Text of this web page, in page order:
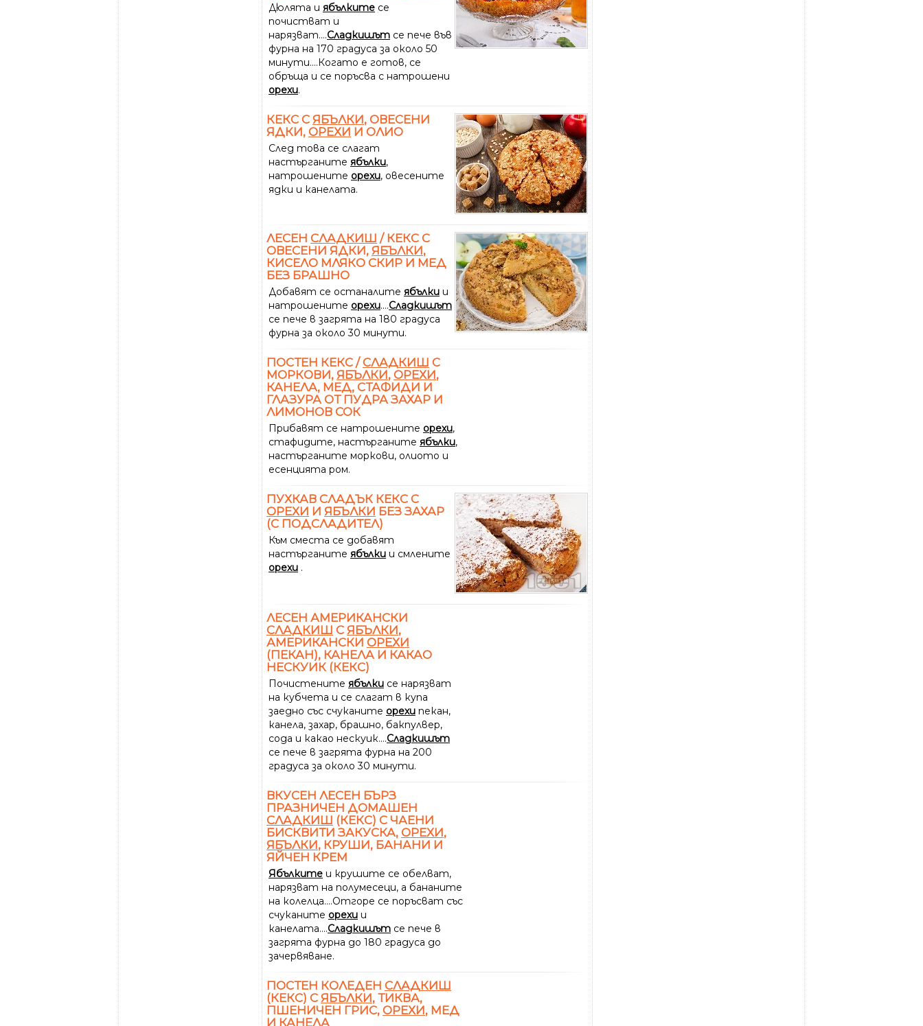
Дюлята и ябълките се
почистват и
нарязват....Сладкишът се пече във
фурна на 170 градуса за около 50
минути....Когато е готов, се
обръща и се поръсва с натрошени
орехи.
КЕКС С ЯБЪЛКИ, ОВЕСЕНИ
ЯДКИ, ОРЕХИ И ОЛИО
След това се слагат
настърганите ябълки,
натрошените орехи, овесените
ядки и канелата.
ЛЕСЕН СЛАДКИШ / КЕКС С
ОВЕСЕНИ ЯДКИ, ЯБЪЛКИ,
КИСЕЛО МЛЯКО СКИР И МЕД
БЕЗ БРАШНО
Добавят се останалите ябълки и
натрошените орехи....Сладкишът
се пече в загрята на 180 градуса
фурна за около 30 минути.
ПОСТЕН КЕКС /СЛАДКИШ С
МОРКОВИ, ЯБЪЛКИ, ОРЕХИ,
КАНЕЛА, МЕД, СТАФИДИ И
ГЛАЗУРА ОТ ПУДРА ЗАХАР И
ЛИМОНОВ СОК
Прибавят се натрошените орехи,
стафидите, настърганите ябълки,
настърганите моркови, олиото и
есенцията ром.
ПУХКАВ СЛАДЪК КЕКС С
ОРЕХИ И ЯБЪЛКИ БЕЗ ЗАХАР
(С ПОДСЛАДИТЕЛ)
Към сместа се добавят
настърганите ябълки и смлените
орехи .
ЛЕСЕН АМЕРИКАНСКИ
СЛАДКИШ С ЯБЪЛКИ,
АМЕРИКАНСКИ ОРЕХИ
(ПЕКАН), КАНЕЛА И КАКАО
НЕСКУИК (КЕКС)
Почистените ябълки се нарязват
на кубчета и се слагат в купа
заедно със счуканите орехи пекан,
канела, захар, брашно, бакпулвер,
сода и какао нескуик....Сладкишът
се пече в загрята фурна на 200
градуса за около 30 минути.
ВКУСЕН ЛЕСЕН БЪРЗ
ПРАЗНИЧЕН ДОМАШЕН
СЛАДКИШ (КЕКС) С ЧАЕНИ
БИСКВИТИ ЗАКУСКА, ОРЕХИ,
ЯБЪЛКИ, КРУШИ, БАНАНИ И
ЯЙЧЕН КРЕМ
Ябълките и крушите се обелват,
нарязват на полумесеци, а бананите
на колелца....Отгоре се поръсват със
счуканите орехи и
канелата....Сладкишът се пече в
загрята фурна до 180 градуса до
зачервяване.
ПОСТЕН КОЛЕДЕН СЛАДКИШ
(КЕКС) С ЯБЪЛКИ, ТИКВА,
ПШЕНИЧЕН ГРИС, ОРЕХИ, МЕД
И КАНЕЛА